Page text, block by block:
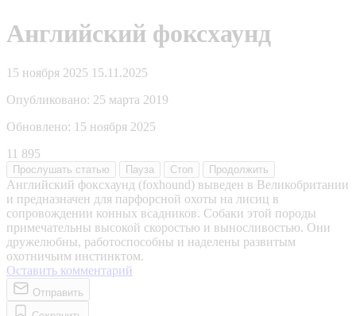
Английский фоксхаунд
15 ноября 2025 15.11.2025
Опубликовано: 25 марта 2019
Обновлено: 15 ноября 2025
11 895
Прослушать статью Пауза Стоп Продолжить
Английский фоксхаунд (foxhound) выведен в Великобритании
и предназначен для парфорсной охоты на лисиц в
сопровождении конных всадников. Собаки этой породы
примечательны высокой скоростью и выносливостью. Они
дружелюбны, работоспособны и наделены развитым
охотничьим инстинктом.
Оставить комментарий
Отправить